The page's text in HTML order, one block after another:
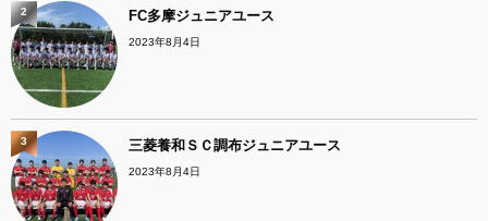
FC多摩ジュニアユース
2023年8月4日
2
三菱養和ＳＣ調布ジュニアユース
2023年8月4日
3